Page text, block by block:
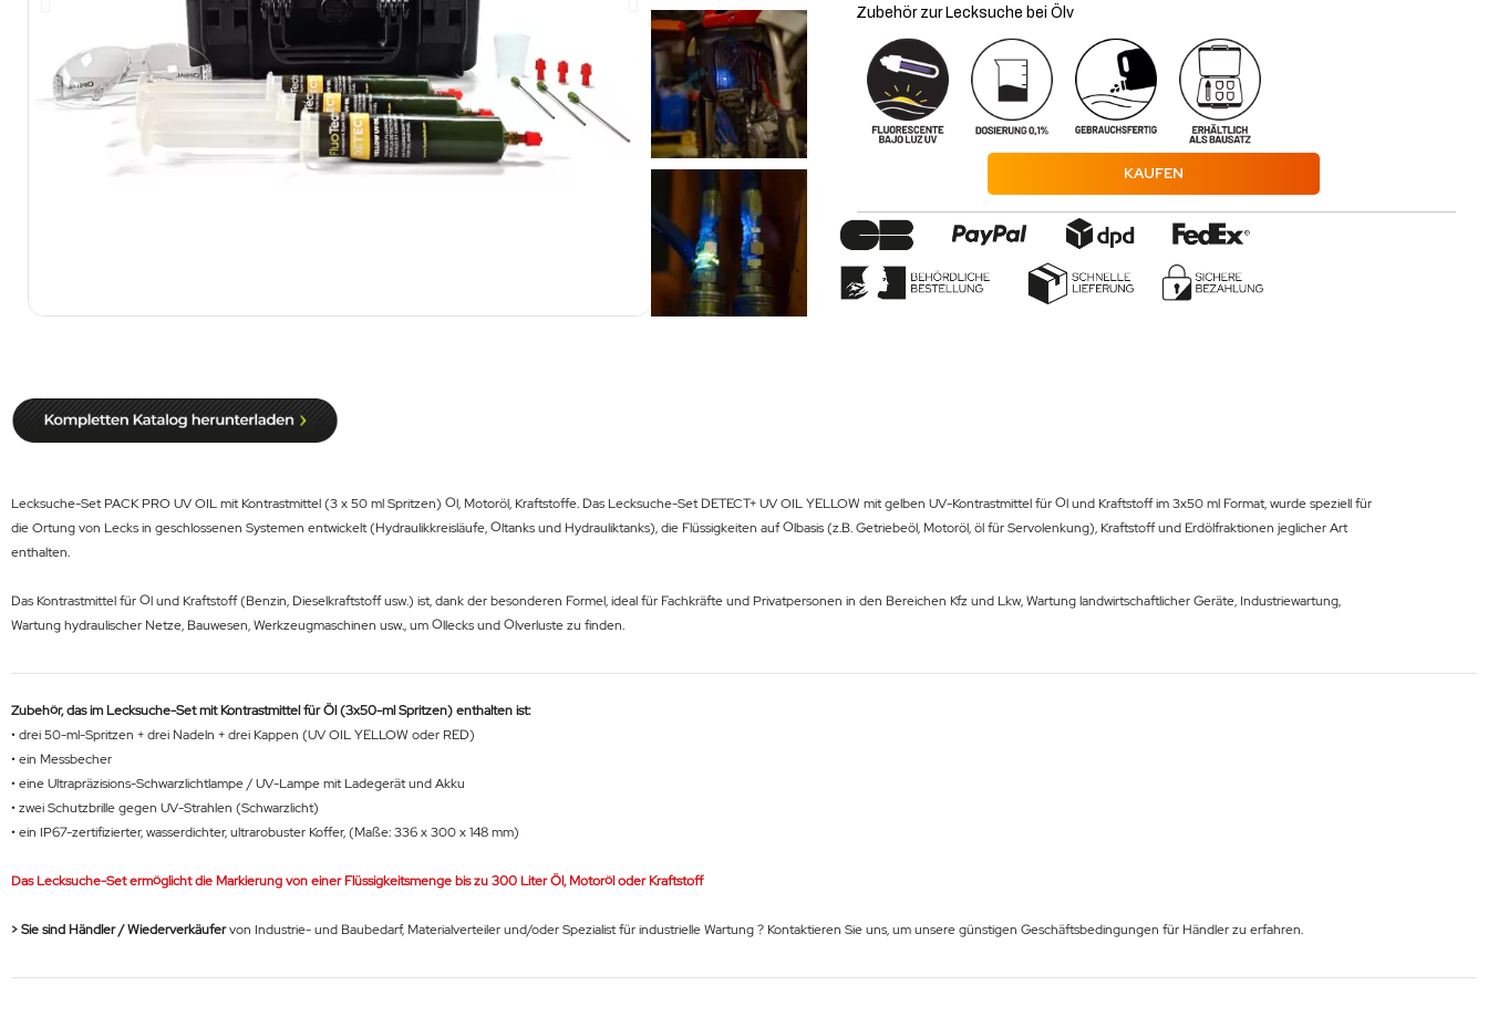
Zubehör zur Lecksuche bei Ölv
KAUFEN
Lecksuche-Set PACK PRO UV OIL mit Kontrastmittel (3 x 50 ml Spritzen) Öl, Motoröl, Kraftstoffe. Das Lecksuche-Set DETECT+ UV OIL YELLOW mit gelben UV-Kontrastmittel für Öl und Kraftstoff im 3x50 ml Format, wurde speziell für
die Ortung von Lecks in geschlossenen Systemen entwickelt (Hydraulikkreisläufe, Öltanks und Hydrauliktanks), die Flüssigkeiten auf Ölbasis (z.B. Getriebeöl, Motoröl, öl für Servolenkung), Kraftstoff und Erdölfraktionen jeglicher Art
enthalten.
Das Kontrastmittel für Öl und Kraftstoff (Benzin, Dieselkraftstoff usw.) ist, dank der besonderen Formel, ideal für Fachkräfte und Privatpersonen in den Bereichen Kfz und Lkw, Wartung landwirtschaftlicher Geräte, Industriewartung,
Wartung hydraulischer Netze, Bauwesen, Werkzeugmaschinen usw., um Öllecks und Ölverluste zu finden.
Zubehör, das im Lecksuche-Set mit Kontrastmittel für Öl (3x50-ml Spritzen) enthalten ist:
• drei 50-ml-Spritzen + drei Nadeln + drei Kappen (UV OIL YELLOW oder RED)
• ein Messbecher
• eine Ultrapräzisions-Schwarzlichtlampe / UV-Lampe mit Ladegerät und Akku
• zwei Schutzbrille gegen UV-Strahlen (Schwarzlicht)
• ein IP67-zertifizierter, wasserdichter, ultrarobuster Koffer, (Maße: 336 x 300 x 148 mm)
Das Lecksuche-Set ermöglicht die Markierung von einer Flüssigkeitsmenge bis zu 300 Liter Öl, Motoröl oder Kraftstoff
> Sie sind Händler / Wiederverkäufervon Industrie- und Baubedarf, Materialverteiler und/oder Spezialist für industrielle Wartung ? Kontaktieren Sie uns, um unsere günstigen Geschäftsbedingungen für Händler zu erfahren.